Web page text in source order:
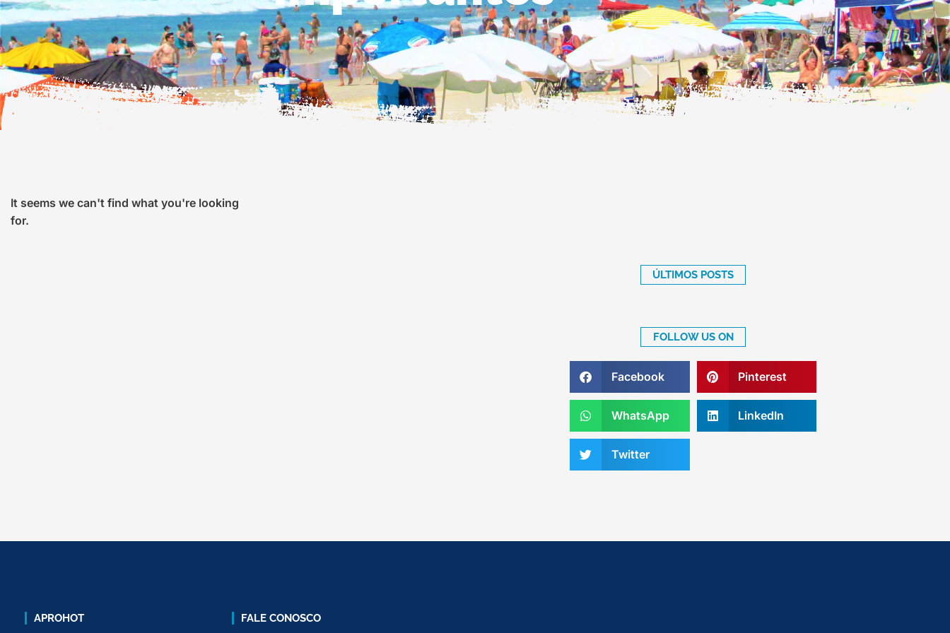
It seems we can't find what you're looking
for.
ÚLTIMOS POSTS
FOLLOW US ON
Facebook Pinterest
WhatsApp LinkedIn
Twitter
APROHOT FALE CONOSCO